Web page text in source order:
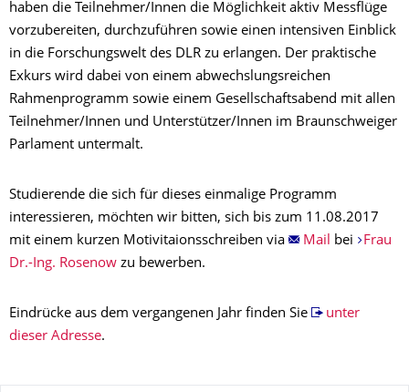
haben die Teilnehmer/Innen die Möglichkeit aktiv Messflüge
vorzubereiten, durchzuführen sowie einen intensiven Einblick
in die Forschungswelt des DLR zu erlangen. Der praktische
Exkurs wird dabei von einem abwechslungsreichen
Rahmenprogramm sowie einem Gesellschaftsabend mit allen
Teilnehmer/Innen und Unterstützer/Innen im Braunschweiger
Parlament untermalt.
Studierende die sich für dieses einmalige Programm
interessieren, möchten wir bitten, sich bis zum 11.08.2017
mit einem kurzen Motivitaionsschreiben via
Mail bei
Frau
Dr.-Ing. Rosenow zu bewerben.
Eindrücke aus dem vergangenen Jahr finden Sie
unter
dieser Adresse.